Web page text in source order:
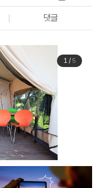
댓글
1/ 5